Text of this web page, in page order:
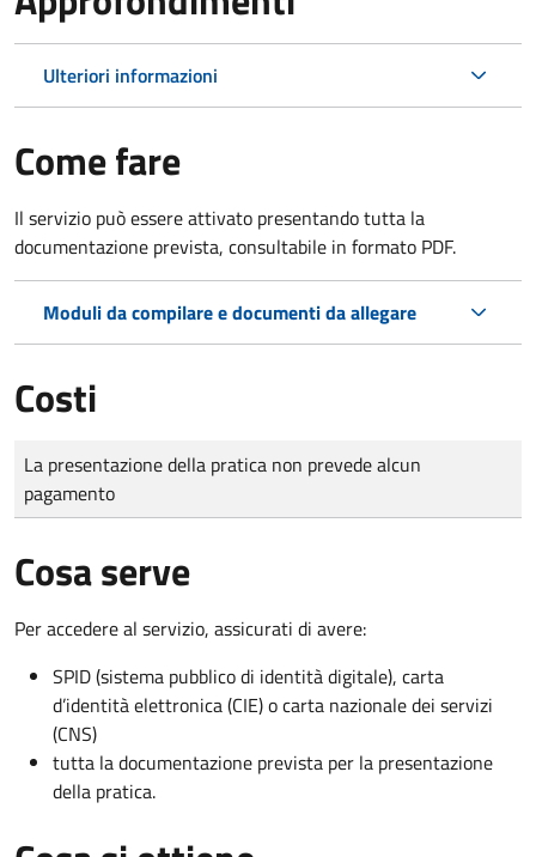
Ulteriori informazioni
Come fare
Il servizio può essere attivato presentando tutta la
documentazione prevista, consultabile in formato PDF.
Moduli da compilare e documenti da allegare
Costi
Tipo di pagamento
Importo
La presentazione della pratica non prevede alcun
pagamento
Cosa serve
Per accedere al servizio, assicurati di avere:
SPID (sistema pubblico di identità digitale), carta
d’identità elettronica (CIE) o carta nazionale dei servizi
(CNS)
tutta la documentazione prevista per la presentazione
della pratica.